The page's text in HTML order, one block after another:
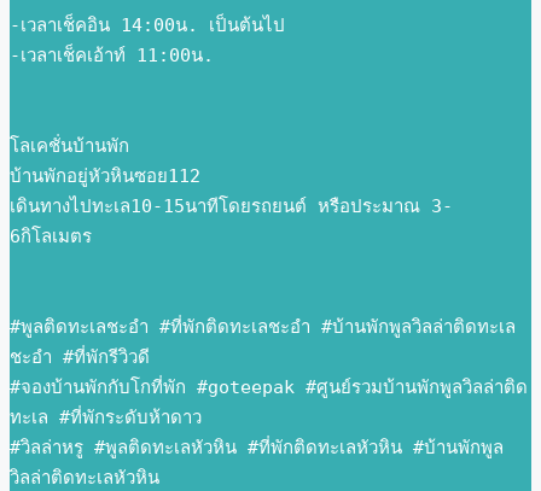
-เวลาเช็คอิน 14:00น. เป็นต้นไป
-เวลาเช็คเอ้าท์ 11:00น.
โลเคชั่นบ้านพัก
บ้านพักอยู่หัวหินซอย112
เดินทางไปทะเล10-15นาทีโดยรถยนต์ หรือประมาณ 3-
6กิโลเมตร
#พูลติดทะเลชะอำ #ที่พักติดทะเลชะอำ #บ้านพักพูลวิลล่าติดทะเล
ชะอำ #ที่พักรีวิวดี
#จองบ้านพักกับโกที่พัก #goteepak #ศูนย์รวมบ้านพักพูลวิลล่าติด
ทะเล #ที่พักระดับห้าดาว
#วิลล่าหรู #พูลติดทะเลหัวหิน #ที่พักติดทะเลหัวหิน #บ้านพักพูล
วิลล่าติดทะเลหัวหิน